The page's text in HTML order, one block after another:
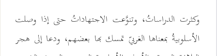
وكثرت الدراساتُ، وتنوَّعت الاجتهاداتُ حتى إذا وصلت
الأسلوبيةُ بمعناها الغربيّ تمسك بها بعضهم، ودعا إلى هجر